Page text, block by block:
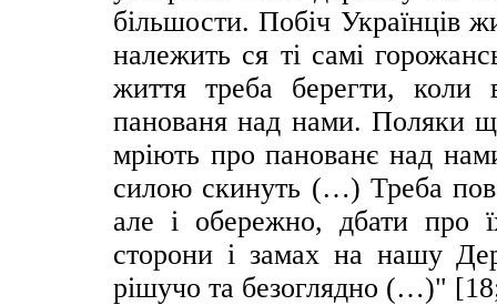
більшости. Побіч Українців
належить ся ті самі
життя треба берегти, коли
панованя над нами. Поляки
мріють про панованє над
силою скинуть (…) Треба
але і обережно, дбати про
сторони і замах на нашу
рішучо та безоглядно (…)"